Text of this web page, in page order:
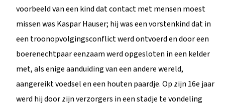
voorbeeld van een kind dat contact met mensen moest
missen was Kaspar Hauser; hij was een vorstenkind dat in
een troonopvolgingsconflict werd ontvoerd en door een
boerenechtpaar eenzaam werd opgesloten in een kelder
met, als enige aanduiding van een andere wereld,
aangereikt voedsel en een houten paardje. Op zijn 16e jaar
werd hij door zijn verzorgers in een stadje te vondeling